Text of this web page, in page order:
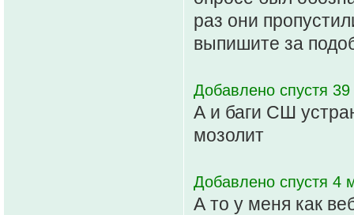
раз они
выпишите за
Добавлено спустя 39
А и баги СШ
мозолит
Добавлено спустя 4
А то у меня как